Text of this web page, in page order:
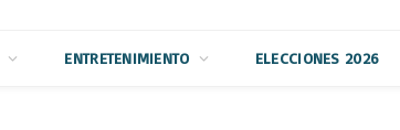
ENTRETENIMIENTO ELECCIONES 2026